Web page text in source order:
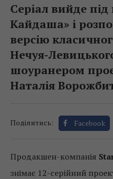
Серіал вийде
Кайдаша» і
версію
Нечуя-
шоуранером
Наталія
Поділитись: Facebook
Продакшен-компанія
знімає 12-серійний